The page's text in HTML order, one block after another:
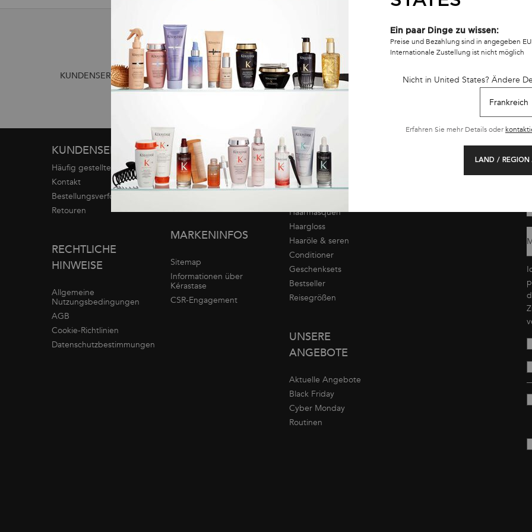
KUNDENSERVICE +49 72 198814304
2 WÄHLBARE GRATISPROBEN ZU IHRER
BESTELLUNG
EINKAUFSWERT UND
KUNDENSERVICE
Häufig gestellte fragen
Kontakt
Bestellungsverfolgung
Retouren
RECHTLICHE
HINWEISE
Allgemeine
Nutzungsbedingungen
AGB
Cookie-Richtlinien
Datenschutzbestimmungen
SERVICELEISTUNGEN
Diagnose
Einen Salon finden
MARKENINFOS
Sitemap
Informationen über
Kérastase
CSR-Engagement
UNSERE
PRODUKTE
Shampoos
Haarmasquen
Haargloss
Haaröle & seren
Conditioner
Geschenksets
Bestseller
Reisegrößen
UNSERE
ANGEBOTE
Aktuelle Angebote
Black Friday
Cyber Monday
Routinen
Ein paar Dinge zu wissen:
Preise und Bezahlung sind in angegeben
Internationale Zustellung ist nicht möglich
Nicht in United States? Ändere
Erfahren Sie mehr Details oder
LAND / REGION